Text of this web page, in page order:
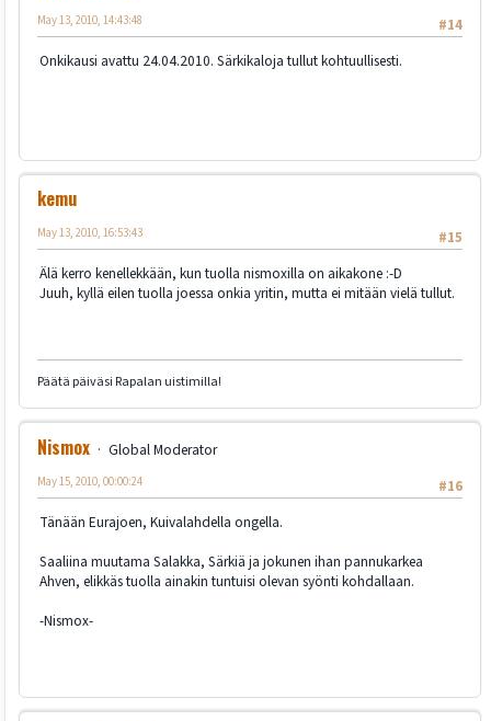
#14
May 13, 2010, 14:43:48
Onkikausi avattu 24.04.2010. Särkikaloja tullut kohtuullisesti.
kemu
#15
May 13, 2010, 16:53:43
Älä kerro kenellekkään, kun tuolla nismoxilla on aikakone :-D
Juuh, kyllä eilen tuolla joessa onkia yritin, mutta ei mitään vielä tullut.
Päätä päiväsi Rapalan uistimilla!
Nismox
Global Moderator
#16
May 15, 2010, 00:00:24
Tänään Eurajoen, Kuivalahdella ongella.
Saaliina muutama Salakka, Särkiä ja jokunen ihan pannukarkea
Ahven, elikkäs tuolla ainakin tuntuisi olevan syönti kohdallaan.
-Nismox-